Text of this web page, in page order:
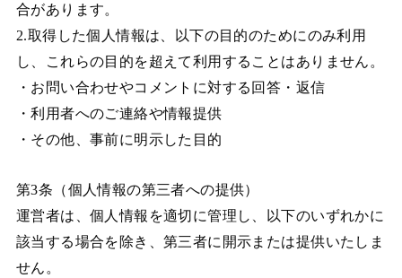
合があります。
2.取得した個人情報は、以下の目的のためにのみ利用
し、これらの目的を超えて利用することはありません。
・お問い合わせやコメントに対する回答・返信
・利用者へのご連絡や情報提供
・その他、事前に明示した目的
第3条（個人情報の第三者への提供）
運営者は、個人情報を適切に管理し、以下のいずれかに
該当する場合を除き、第三者に開示または提供いたしま
せん。